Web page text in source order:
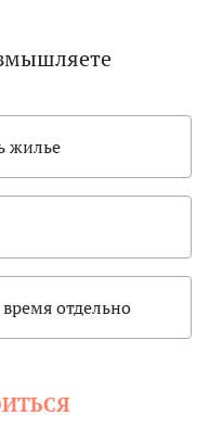
жилье
отдельно